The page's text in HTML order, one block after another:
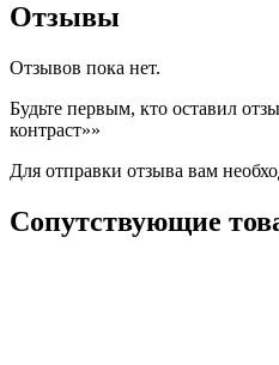
Отзывы
Отзывов пока нет.
Будьте первым, кто оставил
контраст»»
Для отправки отзыва вам
Сопутствующие